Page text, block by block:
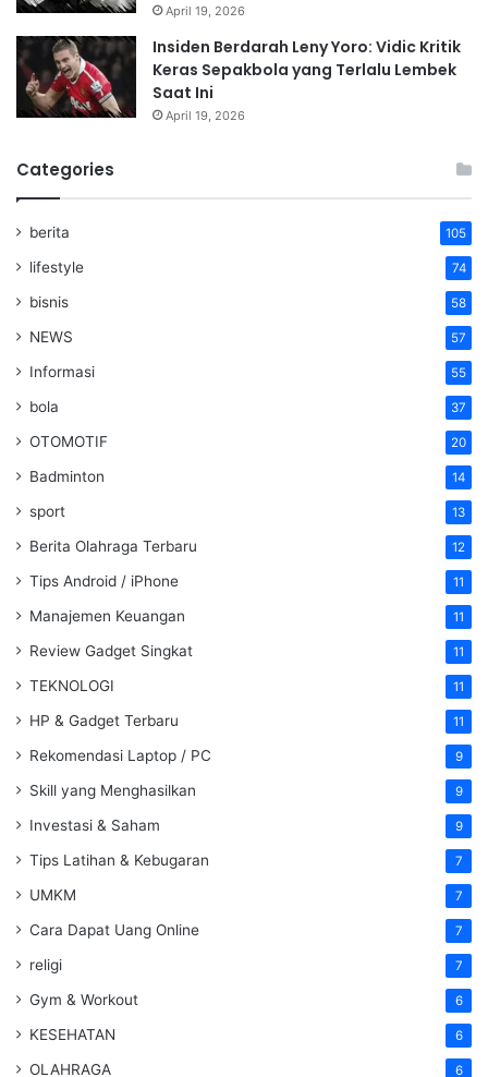
April 19, 2026
Insiden Berdarah Leny Yoro: Vidic Kritik
Keras Sepakbola yang Terlalu Lembek
Saat Ini
April 19, 2026
Categories
berita 105
lifestyle 74
bisnis 58
NEWS 57
Informasi 55
bola 37
OTOMOTIF 20
Badminton 14
sport 13
Berita Olahraga Terbaru 12
Tips Android / iPhone 11
Manajemen Keuangan 11
Review Gadget Singkat 11
TEKNOLOGI 11
HP & Gadget Terbaru 11
Rekomendasi Laptop / PC 9
Skill yang Menghasilkan 9
Investasi & Saham 9
Tips Latihan & Kebugaran 7
UMKM 7
Cara Dapat Uang Online 7
religi 7
Gym & Workout 6
KESEHATAN 6
OLAHRAGA 6